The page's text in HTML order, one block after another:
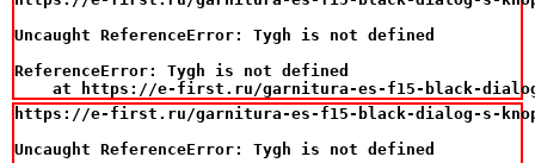
Uncaught ReferenceError: Tygh is not defined
ReferenceError: Tygh is not defined
at https://e-first.ru/garnitura-es-f15-black-
https://e-first.ru/garnitura-es-f15-black-dialog-s-
Uncaught ReferenceError: Tygh is not defined